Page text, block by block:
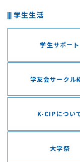
学生生活
学生サポート
学友会サークル
K-CIPについ
⼤学祭